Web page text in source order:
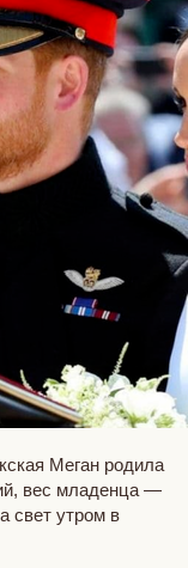
Меган родила
вес младенца —
свет утром в